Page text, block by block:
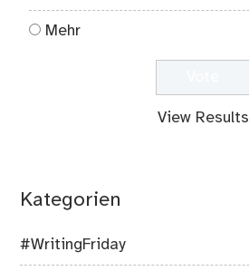
Mehr
View Results
Kategorien
#WritingFriday